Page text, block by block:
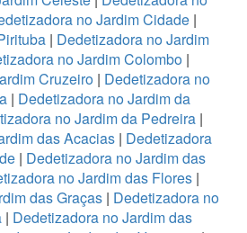
no Jardim Cidade |
| Dedetizadora no Jardim
no Jardim Colombo |
Cruzeiro| Dedetizadora no
| Dedetizadora no Jardim da
no Jardim da Pedreira|
das Acacias| Dedetizadora
| Dedetizadora no Jardim das
no Jardim das Flores |
das Graças| Dedetizadora no
| Dedetizadora no Jardim das